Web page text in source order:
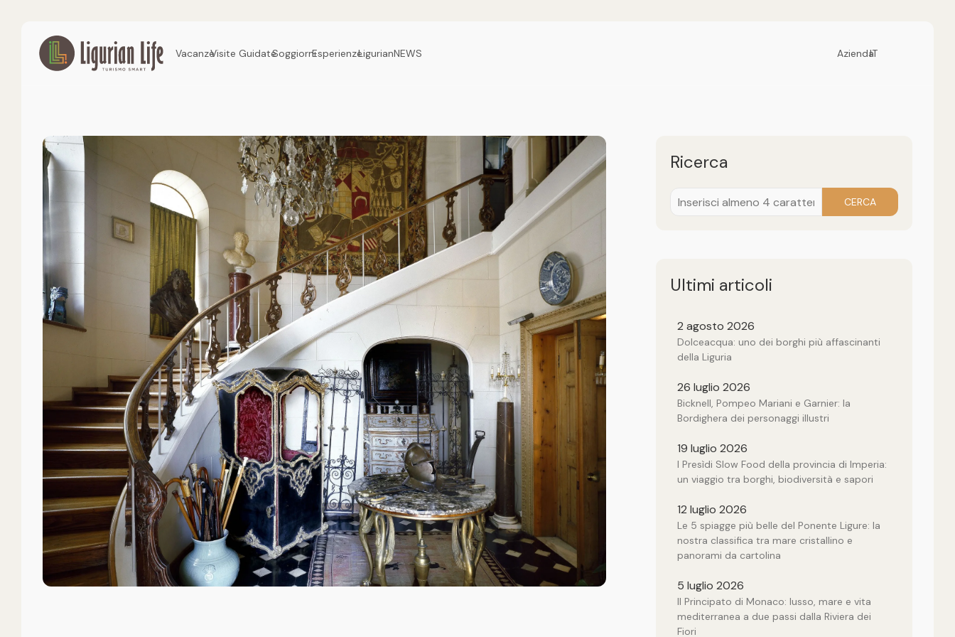
VacanzeVisite GuidateSoggiorniEsperienzeLigurianNEWS AziendaIT
Ricerca
CERCA
Ultimi articoli
2 agosto 2026
Dolceacqua: uno dei borghi più affascinanti
della Liguria
26 luglio 2026
Bicknell, Pompeo Mariani e Garnier: la
Bordighera dei personaggi illustri
19 luglio 2026
I Presìdi Slow Food della provincia di Imperia:
un viaggio tra borghi, biodiversità e sapori
12 luglio 2026
Le 5 spiagge più belle del Ponente Ligure: la
nostra classifica tra mare cristallino e
panorami da cartolina
5 luglio 2026
Il Principato di Monaco: lusso, mare e vita
mediterranea a due passi dalla Riviera dei
Fiori